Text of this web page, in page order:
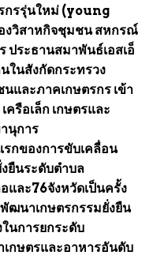
กรรุ่นใหม่ (young
งวิสาหกิจชุมชน สหกรณ์
ประธานสมาพันธ์เอสเอ็
ในสังกัดกระทรวง
และภาคเกษตรกร เข้า
รือเล็ก เกษตรและ
นุการ
กของการขับเคลื่อน
ยืนระดับตำบล
และ76จังหวัดเป็นครั้ง
ฒนาเกษตรกรรมยั่งยืน
นการยกระดับ
เกษตรและอาหารอันดับ